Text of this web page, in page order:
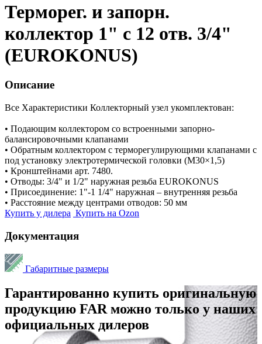
Терморег. и запорн.
коллектор 1" с 12 отв. 3/4"
(EUROKONUS)
Описание
Все Характеристики Коллекторный узел укомплектован:
• Подающим коллектором со встроенными запорно-
балансировочными клапанами
• Обратным коллектором с терморегулирующими клапанами с
под установку электротермической головки (М30×1,5)
• Кронштейнами арт. 7480.
• Отводы: 3/4" и 1/2" наружная резьба EUROKONUS
• Присоединение: 1"-1 1/4" наружная – внутренняя резьба
• Расстояние между центрами отводов: 50 мм
Купить у дилера Купить на Ozon
Документация
Габаритные размеры
Гарантированно купить оригинальную
продукцию FAR можно только у наших
официальных дилеров